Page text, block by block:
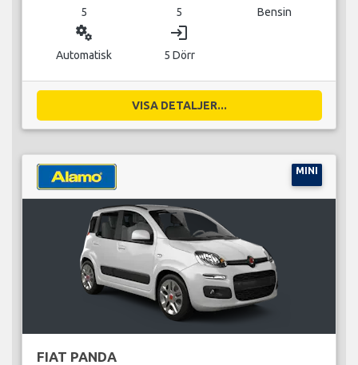
5 5 Bensin
miscellaneous_services
Automatisk
login
5 Dörr
VISA DETALJER...
MINI
FIAT PANDA